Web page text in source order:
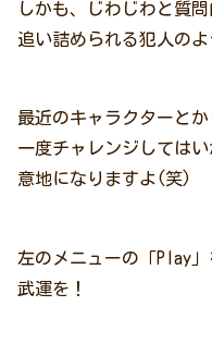
しかも、じわじわと質
追い詰められる犯人の
最近のキャラクターと
一度チャレンジしてはい
意地になりますよ(笑)
左のメニューの「Play
武運を！